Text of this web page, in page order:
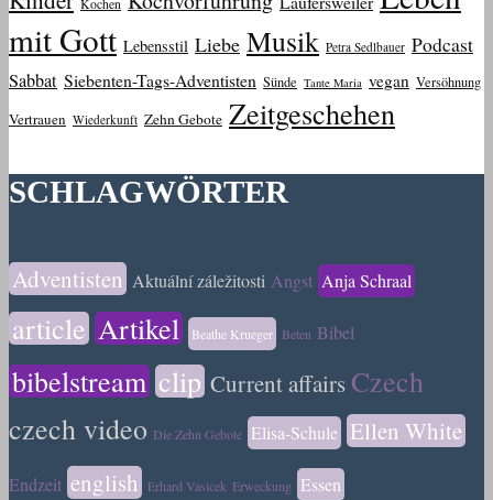
Kochen
mit Gott Lebensstil Liebe Musik Petra Sedlbauer Podcast
Sabbat Siebenten-Tags-Adventisten Sünde Tante Maria vegan Versöhnung
Vertrauen Wiederkunft Zehn Gebote Zeitgeschehen
SCHLAGWÖRTER
Adventisten Aktuální záležitosti Angst Anja Schraal
article Artikel Beathe Krueger Beten Bibel
bibelstream clip Current affairs Czech
czech video Die Zehn Gebote Elisa-Schule Ellen White
Endzeit english Erhard Vasicek Erweckung Essen